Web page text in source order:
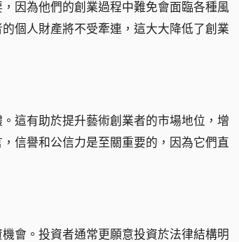
因為他們的創業過程中難免會面臨各種風
個人財產將不受牽連，這大大降低了創業
這有助於提升藝術創業者的市場地位，增
信譽和公信力是至關重要的，因為它們直
會。投資者通常更願意投資於法律結構明